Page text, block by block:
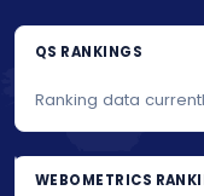
QS RANKINGS
Ranking data
WEBOMETRICS